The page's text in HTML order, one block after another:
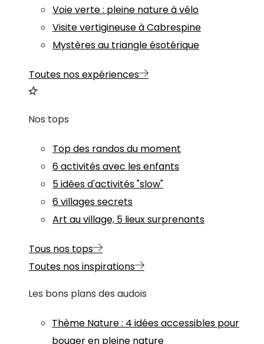
Voie verte : pleine nature à vélo
Visite vertigineuse à Cabrespine
Mystères au triangle ésotérique
Toutes nos expériences
Nos tops
Top des randos du moment
6 activités avec les enfants
5 idées d'activités "slow"
6 villages secrets
Art au village, 5 lieux surprenants
Tous nos tops
Toutes nos inspirations
Les bons plans des audois
Thème Nature: 4 idées accessibles pour
bouger en pleine nature